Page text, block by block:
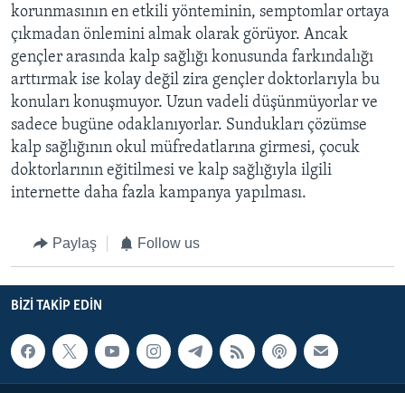
korunmasının en etkili yönteminin, semptomlar ortaya
çıkmadan önlemini almak olarak görüyor. Ancak
gençler arasında kalp sağlığı konusunda farkındalığı
arttırmak ise kolay değil zira gençler doktorlarıyla bu
konuları konuşmuyor. Uzun vadeli düşünmüyorlar ve
sadece bugüne odaklanıyorlar. Sundukları çözümse
kalp sağlığının okul müfredatlarına girmesi, çocuk
doktorlarının eğitilmesi ve kalp sağlığıyla ilgili
internette daha fazla kampanya yapılması.
Paylaş Follow us
BIZI TAKIP EDIN